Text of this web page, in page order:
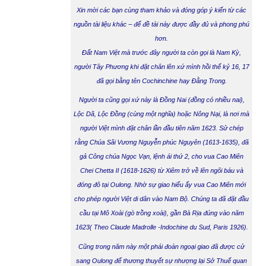
Xin mời các bạn cùng tham khảo và đóng góp ý kiến từ các
nguồn tài liệu khác – để đề tài này được đầy đủ và phong phú
hơn.
Đất Nam Việt mà trước đây người ta còn gọi là Nam Kỳ,
người Tây Phương khi đặt chân lên xứ mình hồi thế kỷ 16, 17
đã gọi bằng tên Cochinchine hay Đằng Trong.
Người ta cũng gọi xứ này là Đồng Nai(đồng có nhiều nai),
Lộc Dã, Lộc Đồng (cùng một nghĩa) hoặc Nông Nại, là nơi mà
người Việt mình đặt chân lần đầu tiên năm 1623. Sử chép
rằng Chúa Sãi Vương Nguyễn phúc Nguyên (1613-1635), đã
gả Công chúa Ngọc Vạn, lệnh ái thứ 2, cho vua Cao Miên
Chei Chetta II (1618-1626) từ Xiêm trở về lên ngôi báu và
đóng đô tại Oulong. Nhờ sự giao hiếu ấy vua Cao Miên mới
cho phép người Việt di dân vào Nam Bộ. Chúng ta đã đặt đầu
cầu tại Mô Xoài (gò trồng xoài), gần Bà Rịa đúng vào năm
1623( Theo Claude Madrolle -Indochine du Sud, Paris 1926).
Cũng trong năm này một phái đoàn ngoại giao đã được cử
sang Oulong để thương thuyết sự nhượng lại Sở Thuế quan